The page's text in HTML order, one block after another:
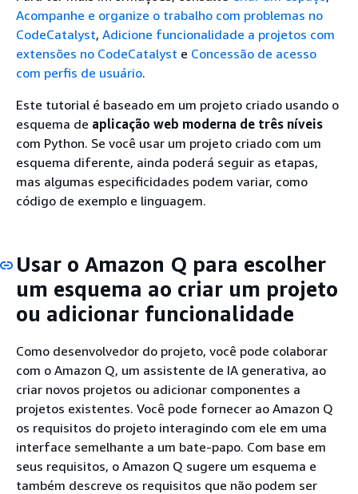
Acompanhe e organize o trabalho com problemas no
CodeCatalyst, Adicione funcionalidade a projetos com
extensões no CodeCatalyst e Concessão de acesso
com perfis de usuário.
Este tutorial é baseado em um projeto criado usando o
esquema de aplicação web moderna de três níveis
com Python. Se você usar um projeto criado com um
esquema diferente, ainda poderá seguir as etapas,
mas algumas especificidades podem variar, como
código de exemplo e linguagem.
Usar o Amazon Q para escolher
um esquema ao criar um projeto
ou adicionar funcionalidade
Como desenvolvedor do projeto, você pode colaborar
com o Amazon Q, um assistente de IA generativa, ao
criar novos projetos ou adicionar componentes a
projetos existentes. Você pode fornecer ao Amazon Q
os requisitos do projeto interagindo com ele em uma
interface semelhante a um bate-papo. Com base em
seus requisitos, o Amazon Q sugere um esquema e
também descreve os requisitos que não podem ser